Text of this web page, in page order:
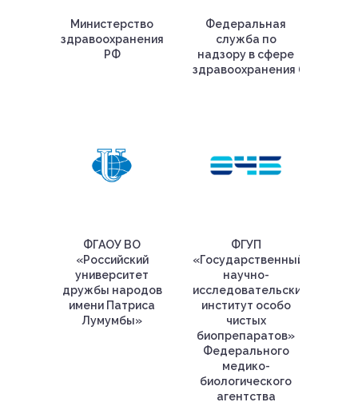
Министерство
здравоохранения
РФ
Федеральная
служба по
надзору в сфере
здравоохранения
ФГАОУ ВО
«Российский
университет
дружбы народов
имени Патриса
Лумумбы»
ФГУП
«Государственный
научно-
исследовательский
институт особо
чистых
биопрепаратов»
Федерального
медико-
биологического
агентства